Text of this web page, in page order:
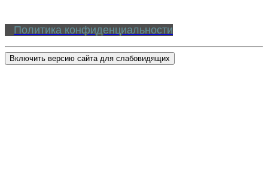
Политика конфиденциальности
Включить версию сайта для слабовидящих